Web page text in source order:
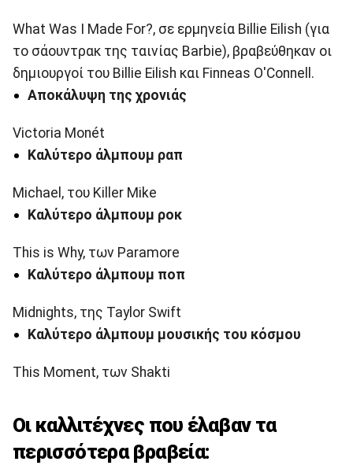
What Was I Made For?, σε ερμηνεία Billie Eilish (για
το σάουντρακ της ταινίας Barbie), βραβεύθηκαν οι
δημιουργοί του Billie Eilish και Finneas O'Connell.
Αποκάλυψη της χρονιάς
Victoria Monét
Καλύτερο άλμπουμ ραπ
Michael, του Killer Mike
Καλύτερο άλμπουμ ροκ
This is Why, των Paramore
Καλύτερο άλμπουμ ποπ
Midnights, της Taylor Swift
Καλύτερο άλμπουμ μουσικής του κόσμου
This Moment, των Shakti
Οι καλλιτέχνες που έλαβαν τα
περισσότερα βραβεία: